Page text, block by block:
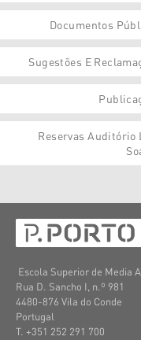
Documentos
Sugestões E
Reservas Auditório
Escola Superior de Media
Rua D. Sancho I, n.º 981
4480-876 Vila do Conde
Portugal
T. +351 252 291 700